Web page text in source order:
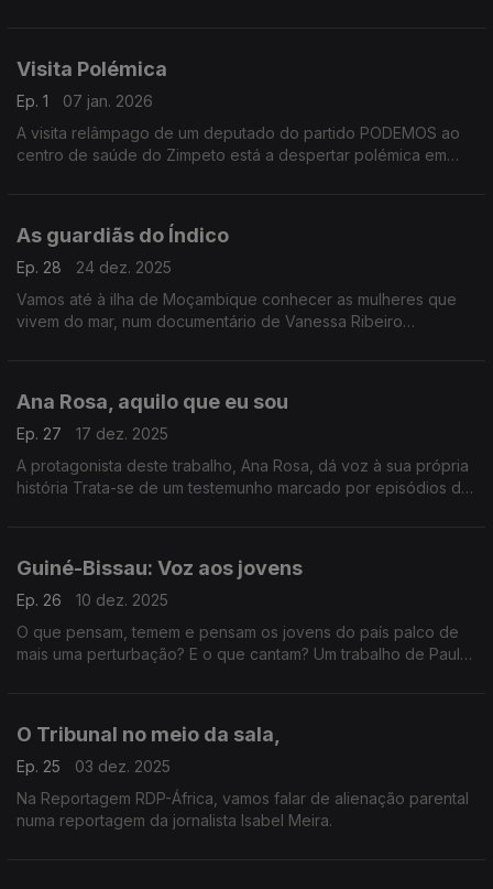
Visita Polémica
Ep. 1
07 jan. 2026
A visita relâmpago de um deputado do partido PODEMOS ao
centro de saúde do Zimpeto está a despertar polémica em
As guardiãs do Índico
Ep. 28
24 dez. 2025
Vamos até à ilha de Moçambique conhecer as mulheres que
vivem do mar, num documentário de Vanessa Ribeiro
Ana Rosa, aquilo que eu sou
Ep. 27
17 dez. 2025
A protagonista deste trabalho, Ana Rosa, dá voz à sua própria
história Trata-se de um testemunho marcado por episódios de
Guiné-Bissau: Voz aos jovens
Ep. 26
10 dez. 2025
O que pensam, temem e pensam os jovens do país palco de
mais uma perturbação? E o que cantam? Um trabalho de Paula
O Tribunal no meio da sala,
Ep. 25
03 dez. 2025
Na Reportagem RDP-África, vamos falar de alienação parental
numa reportagem da jornalista Isabel Meira.